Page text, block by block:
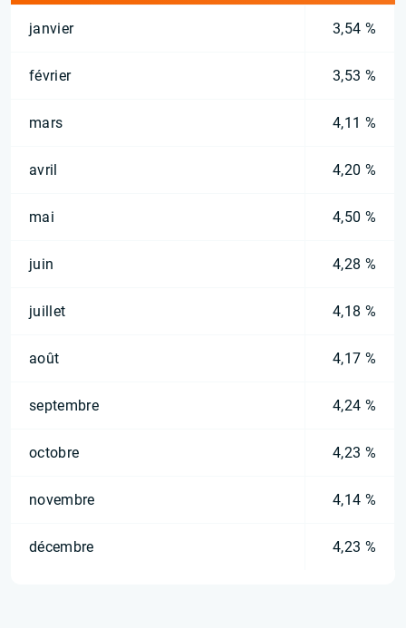
janvier 3,54 %
février 3,53 %
mars 4,11 %
avril 4,20 %
mai 4,50 %
juin 4,28 %
juillet 4,18 %
août 4,17 %
septembre 4,24 %
octobre 4,23 %
novembre 4,14 %
décembre 4,23 %